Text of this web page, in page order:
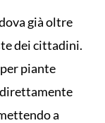
già oltre
dei cittadini.
piante
direttamente
a